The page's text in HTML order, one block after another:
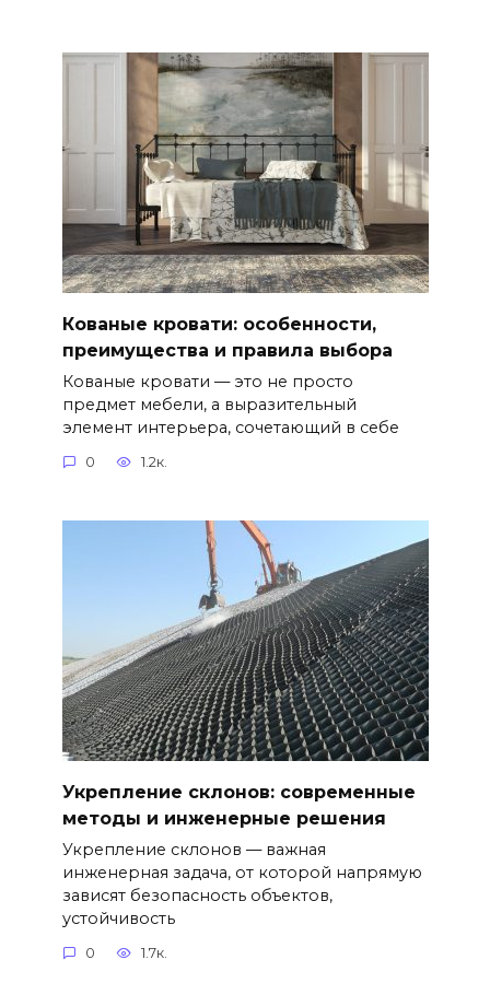
Кованые кровати: особенности,
преимущества и правила выбора
Кованые кровати — это не просто
предмет мебели, а выразительный
элемент интерьера, сочетающий в себе
0 1.2к.
Укрепление склонов: современные
методы и инженерные решения
Укрепление склонов — важная
инженерная задача, от которой напрямую
зависят безопасность объектов,
устойчивость
0 1.7к.